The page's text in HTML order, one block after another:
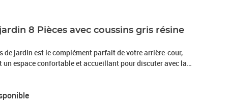
8 Pièces avec coussins gris résine
de jardin est le complément parfait de votre arrière-cour,
espace confortable et accueillant pour discuter avec la
se détendre et profiter de l'extérieur. Matériau
et nécessitant peu d'entretien qui ressemble au rotin